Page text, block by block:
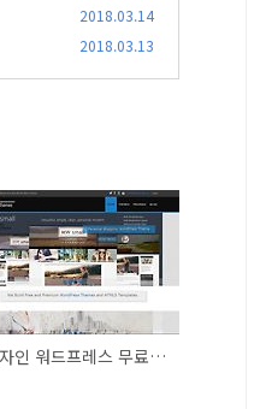
2018.03.14
2018.03.13
웹디자인 워드프레스 무료테마 Top100(41~60)